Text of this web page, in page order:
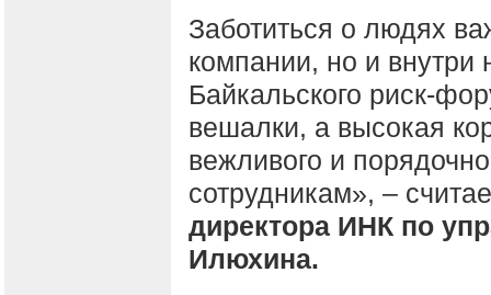
Заботиться о людях
компании, но и внутри
Байкальского риск-
вешалки, а высокая
вежливого и
сотрудникам», –
директора ИНК по
Илюхина.